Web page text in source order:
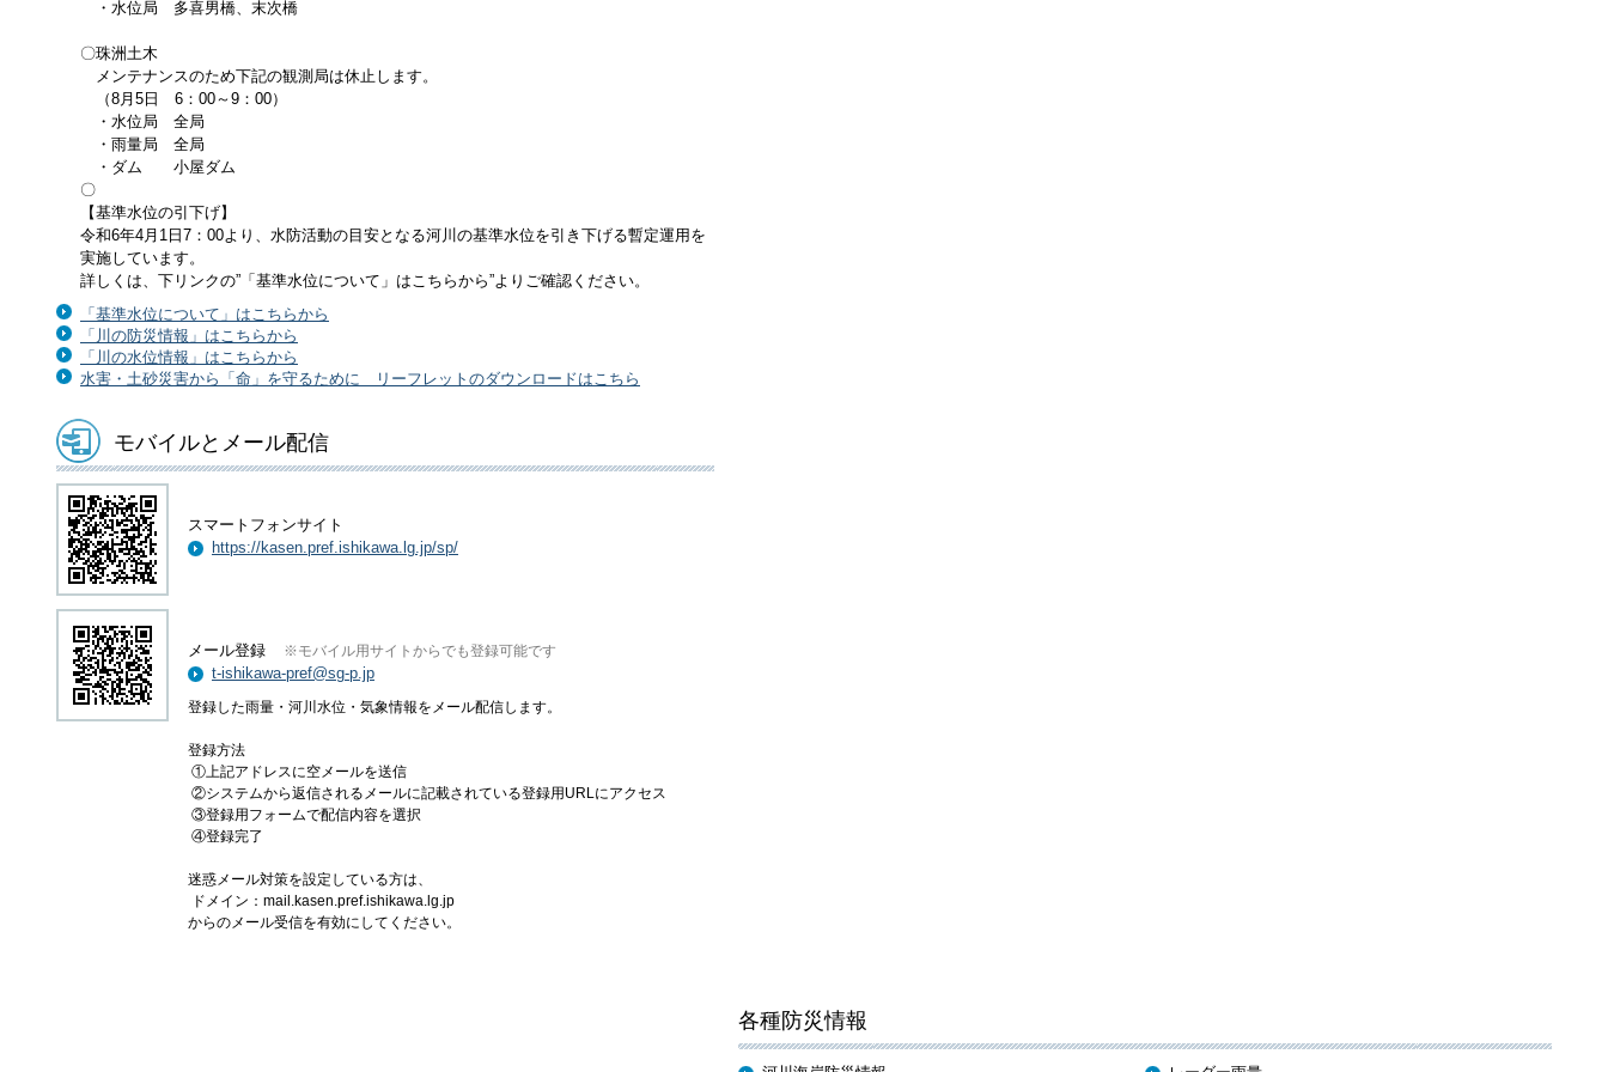
・水位局 多喜男橋、末次橋
〇珠洲土木
メンテナンスのため下記の観測局は休止します。
（8月5日 6：00～9：00）
・水位局 全局
・雨量局 全局
・ダム 小屋ダム
〇
【基準水位の引下げ】
令和6年4月1日7：00より、水防活動の目安となる河川の基準水位を引き下げる暫定運用を
実施しています。
詳しくは、下リンクの”「基準水位について」はこちらから”よりご確認ください。
「基準水位について」はこちらから
「川の防災情報」はこちらから
「川の水位情報」はこちらから
水害・土砂災害から「命」を守るために リーフレットのダウンロードはこちら
モバイルとメール配信
スマートフォンサイト
https://kasen.pref.ishikawa.lg.jp/sp/
メール登録 ※モバイル用サイトからでも登録可能です
t-ishikawa-pref@sg-p.jp
登録した雨量・河川水位・気象情報をメール配信します。
登録方法
①上記アドレスに空メールを送信
②システムから返信されるメールに記載されている登録用URLにアクセス
③登録用フォームで配信内容を選択
④登録完了
迷惑メール対策を設定している方は、
ドメイン：mail.kasen.pref.ishikawa.lg.jp
からのメール受信を有効にしてください。
各種防災情報